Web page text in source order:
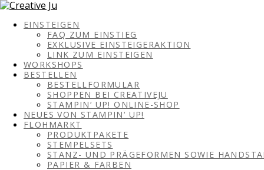
EINSTEIGEN
FAQ ZUM EINSTIEG
EXKLUSIVE EINSTEIGERAKTION
LINK ZUM EINSTEIGEN
WORKSHOPS
BESTELLEN
BESTELLFORMULAR
SHOPPEN BEI CREATIVEJU
STAMPIN‘ UP! ONLINE-SHOP
NEUES VON STAMPIN‘ UP!
FLOHMARKT
PRODUKTPAKETE
STEMPELSETS
STANZ- UND PRÄGEFORMEN SOWIE
PAPIER & FARBEN